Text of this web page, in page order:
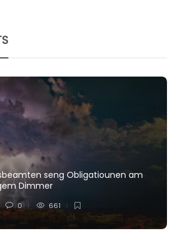
seng Obligatiounen am
Dimmer
0 661